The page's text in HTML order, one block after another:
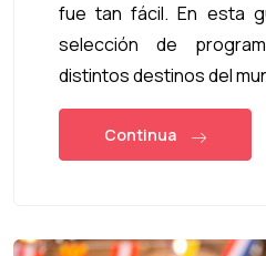
fue tan fácil. En esta
selección de
distintos destinos del
Continua